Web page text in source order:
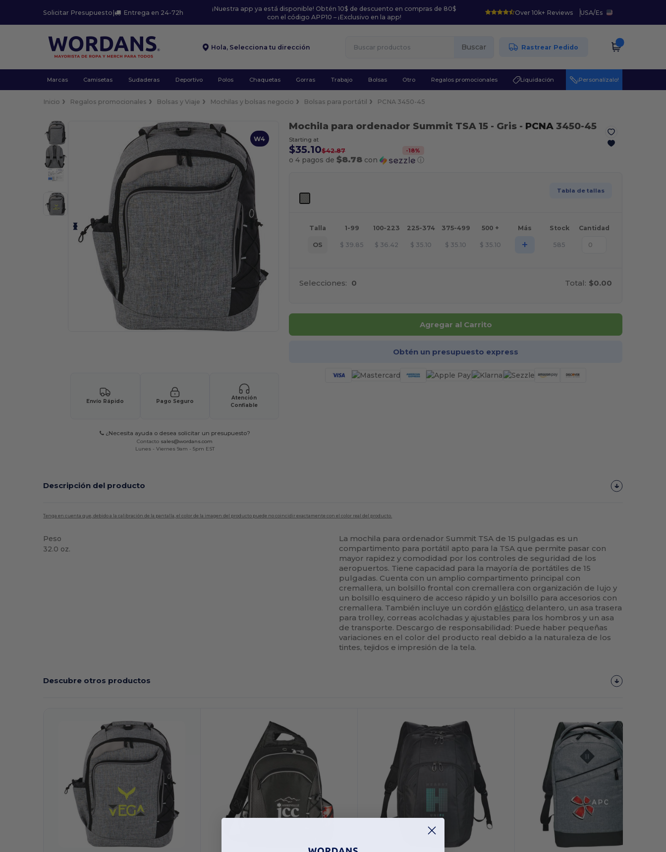
Solicitar Presupuesto | Entrega en 24-72h
¡Nuestra app ya está disponible! Obtén 10$ de descuento en compras de 80$
con el código APP10 – ¡Exclusivo en la app!
Over 10k+ Reviews USA/Es
Hola, Selecciona tu dirección Buscar Rastrear Pedido
Marcas Camisetas Sudaderas Deportivo Polos Chaquetas Gorras Trabajo Bolsas Otro Regalos promocionales Liquidación ¡Personalízalo!
Inicio Regalos promocionales Bolsas y Viaje Mochilas y bolsas negocio Bolsas para portátil PCNA 3450-45
W4
Envío Rápido Pago Seguro
Atención
Confiable
¿Necesita ayuda o desea solicitar un presupuesto?
Contacto sales@wordans.com
Lunes - Viernes 9am - 5pm EST
Mochila para ordenador Summit TSA 15 - Gris- PCNA3450-45
Starting at
$35.10$42.87 -18%
o 4 pagos de $8.78con ⓘ
Tabla de tallas
Talla 1-99 100-223 225-374 375-499 500 + Más Stock Cantidad
OS $ 39.85 $ 36.42 $ 35.10 $ 35.10 $ 35.10 + 585
Selecciones: 0 Total: $0.00
Agregar al Carrito
Obtén un presupuesto express
Descripción del producto
Tenga en cuenta que, debido a la calibración de la pantalla, el color de la imagen del producto puede no coincidir exactamente con el color real del producto.
Peso
32.0 oz.
La mochila para ordenador Summit TSA de 15 pulgadas es un
compartimento para portátil apto para la TSA que permite pasar con
mayor rapidez y comodidad por los controles de seguridad de los
aeropuertos. Tiene capacidad para la mayoría de portátiles de 15
pulgadas. Cuenta con un amplio compartimento principal con
cremallera, un bolsillo frontal con cremallera con organización de lujo y
un bolsillo esquinero de acceso rápido y un bolsillo para accesorios con
cremallera. También incluye un cordón elástico delantero, un asa trasera
para trolley, correas acolchadas y ajustables para los hombros y un asa
de transporte. Descargo de responsabilidad: Puede haber pequeñas
variaciones en el color del producto real debido a la naturaleza de los
tintes, tejidos e impresión de la tela.
Descubre otros productos